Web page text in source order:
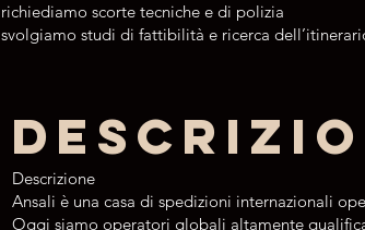
richiediamo scorte tecniche e di polizia
svolgiamo studi di fattibilità e ricerca
Descrizione
Ansali è una casa di spedizioni internazionali
Oggi siamo operatori globali altamente